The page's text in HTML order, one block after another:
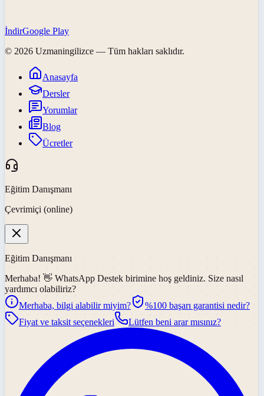
İndirGoogle Play
© 2026 Uzmaningilizce — Tüm hakları saklıdır.
Anasayfa
Dersler
Yorumlar
Blog
Ücretler
Eğitim Danışmanı
Çevrimiçi (online)
Eğitim Danışmanı
Merhaba! 👋 WhatsApp Destek birimine hoş geldiniz. Size nasıl
yardımcı olabiliriz?
Merhaba, bilgi alabilir miyim?
%100 başarı garantisi nedir?
Fiyat ve taksit seçenekleri
Lütfen beni arar mısınız?